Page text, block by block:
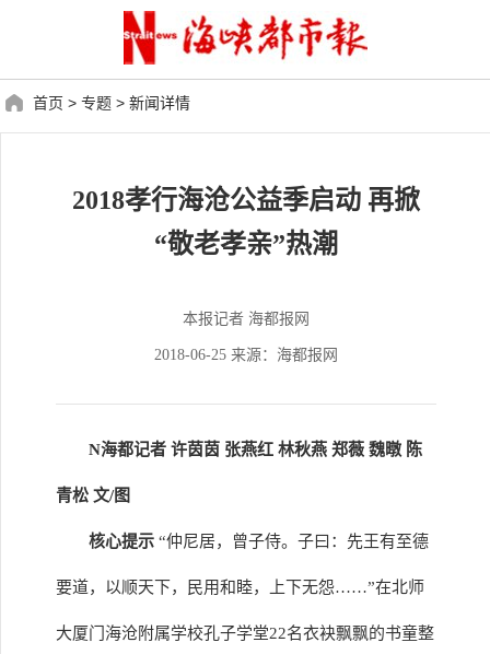
首页 > 专题 > 新闻详情
2018孝行海沧公益季启动 再掀
“敬老孝亲”热潮
本报记者 海都报网
2018-06-25 来源：海都报网
N海都记者 许茵茵 张燕红 林秋燕 郑薇 魏暾 陈
青松 文/图
核心提示 “仲尼居，曾子侍。子曰：先王有至德
要道，以顺天下，民用和睦，上下无怨……”在北师
大厦门海沧附属学校孔子学堂22名衣袂飘飘的书童整